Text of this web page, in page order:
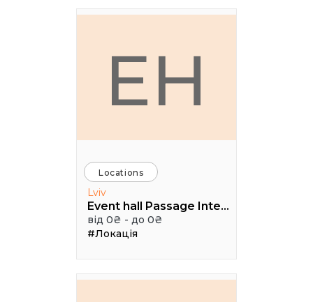
EH
Locations
Lviv
Event hall Passage Interdit
від 0₴ - до 0₴
#Локація